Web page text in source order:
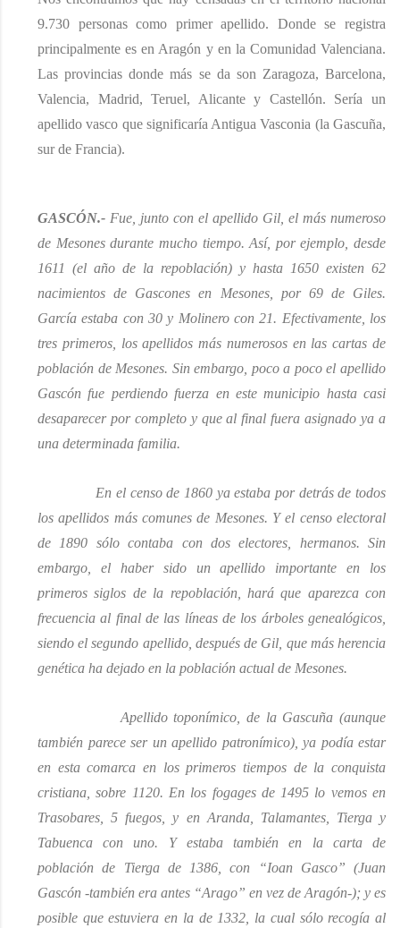
9.730 personascomo primer apellido. Donde se registra
principalmente es en Aragón y en la Comunidad Valenciana.
Las provincias donde más se da son Zaragoza, Barcelona,
Valencia, Madrid, Teruel, Alicante y Castellón. Sería un
apellido vasco que significaría Antigua Vasconia (la Gascuña,
sur de Francia).
GASCÓN.- Fue, junto con el apellido Gil, el más numeroso
de Mesones durante mucho tiempo. Así, por ejemplo, desde
1611 (el año de la repoblación) y hasta 1650 existen 62
nacimientos de Gascones en Mesones, por 69 de Giles.
García estaba con 30 y Molinero con 21. Efectivamente, los
tres primeros, los apellidos más numerosos en las cartas de
población de Mesones. Sin embargo, poco a poco el apellido
Gascón fue perdiendo fuerza en este municipio hasta casi
desaparecer por completo y que al final fuera asignado ya a
una determinada familia.
En el censo de 1860 ya estaba por detrás de todos
los apellidos más comunes de Mesones. Y el censo electoral
de 1890 sólo contaba con dos electores, hermanos. Sin
embargo, el haber sido un apellido importante en los
primeros siglos de la repoblación, hará que aparezca con
frecuencia al final de las líneas de los árboles genealógicos,
siendo el segundo apellido, después de Gil , que más herencia
genética ha dejado en la población actual de Mesones.
Apellido toponímico, de la Gascuña (aunque
también parece ser un apellido patronímico), ya podía estar
en esta comarca en los primeros tiempos de la conquista
cristiana , sobre 1120. En los fogages de 1495 lo vemos en
Trasobares, 5 fuegos, y en Aranda, Talamantes, Tierga y
Tabuenca con uno. Y estaba también en la carta de
población de Tierga de 1386, con “Ioan Gasco” (Juan
Gascón -también era antes “Arago” en vez de Aragón-); y es
posible que estuviera en la de 1332, la cual sólo recogía al